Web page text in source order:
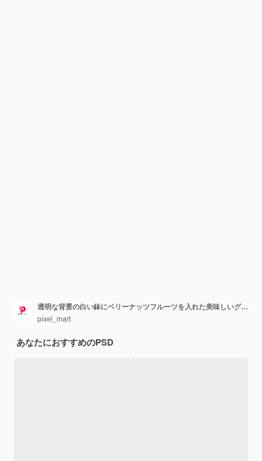
透明な背景の白い鉢にベリーナッツフルーツを入れた美味しいグラノラ
pixel_mart
あなたにおすすめのPSD